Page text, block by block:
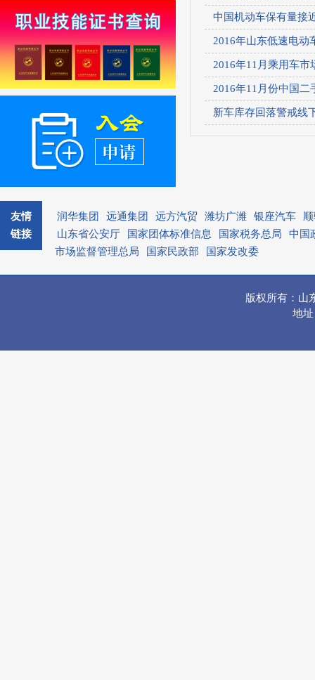
中国机动车保有量接
2016年山东低速电动
2016年11月乘用车市
2016年11月份中国二
新车库存回落警戒线
友情
链接
润华集团 远通集团 远方汽贸 潍坊广潍 银座汽车
山东省公安厅
国家团体标准信息 国家税务总局
中国
市场监督管理总局
国家民政部 国家发改委
版权所有：山
地址